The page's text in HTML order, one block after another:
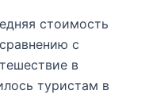
стоимость
с
в
туристам в